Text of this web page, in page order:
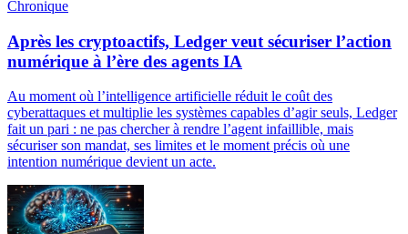
Chronique
Après les cryptoactifs, Ledger veut sécuriser l’action
numérique à l’ère des agents IA
Au moment où l’intelligence artificielle réduit le coût des
cyberattaques et multiplie les systèmes capables d’agir seuls, Ledger
fait un pari : ne pas chercher à rendre l’agent infaillible, mais
sécuriser son mandat, ses limites et le moment précis où une
intention numérique devient un acte.